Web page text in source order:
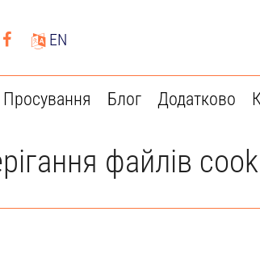
EN
Просування Блог Додатково
файлів